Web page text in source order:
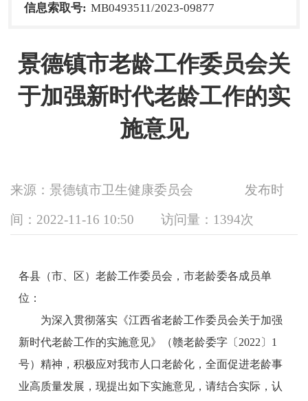
信息索取号: MB0493511/2023-09877
景德镇市老龄工作委员会关
于加强新时代老龄工作的实
施意见
来源：景德镇市卫生健康委员会 发布时
间：2022-11-16 10:50 访问量： 1394次
各县（市、区）老龄工作委员会， 市老龄委各成员单
位 ：
为深入贯彻落实《江西省老龄工作委员会关于加强
新时代老龄工作的实施意见》（赣老龄委字〔 2022〕 1
号）精神，积极应对我市人口老龄化，全面促进老龄事
业高质量发展，现提出如下实施意见， 请结合实际，认